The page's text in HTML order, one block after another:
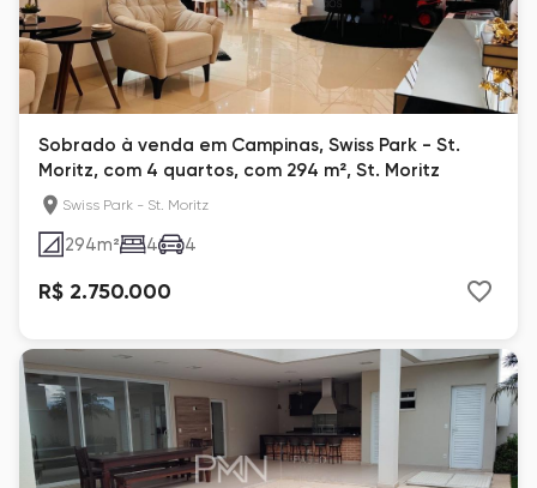
Sobrado à venda em Campinas, Swiss Park - St.
Moritz, com 4 quartos, com 294 m², St. Moritz
Swiss Park - St. Moritz
294m² 4 4
R$ 2.750.000